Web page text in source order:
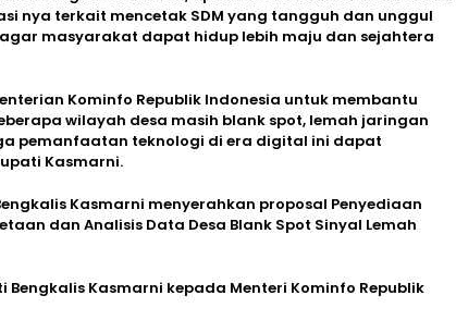
nya terkait mencetak SDM yang tangguh dan unggul
masyarakat dapat hidup lebih maju dan sejahtera
Kominfo Republik Indonesia untuk membantu
wilayah desa masih blank spot, lemah jaringan
pemanfaatan teknologi di era digital ini dapat
Kasmarni.
Kasmarni menyerahkan proposal Penyediaan
dan Analisis Data Desa Blank Spot Sinyal Lemah
Bengkalis Kasmarni kepada Menteri Kominfo Republik